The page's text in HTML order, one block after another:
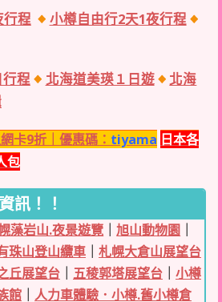
行程
小樽自由行2天1夜行程
程 北海道美瑛１日遊
北海
卡9折｜優惠碼： tiyama 日本各
包
訊！！
藻岩山.夜景遊覽 ｜旭山動物園
珠山登山纜車
札幌大倉山展望台
丘展望台 五稜郭塔展望台
小樽
館
人力車體驗．小樽.舊小樽倉